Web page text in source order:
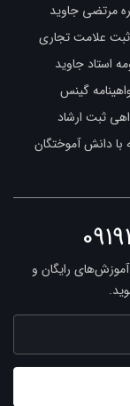
مرتضی جاوید
علامت تجاری
استاد جاوید
گینس
ثبت ارشاد
با دانش آموختگان
آموزش‌های رایگان و